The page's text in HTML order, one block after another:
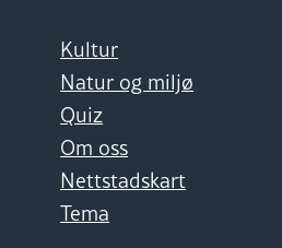
Kultur
Natur og miljø
Quiz
Om oss
Nettstadskart
Tema